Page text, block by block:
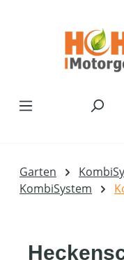
Garten
KombiSystem